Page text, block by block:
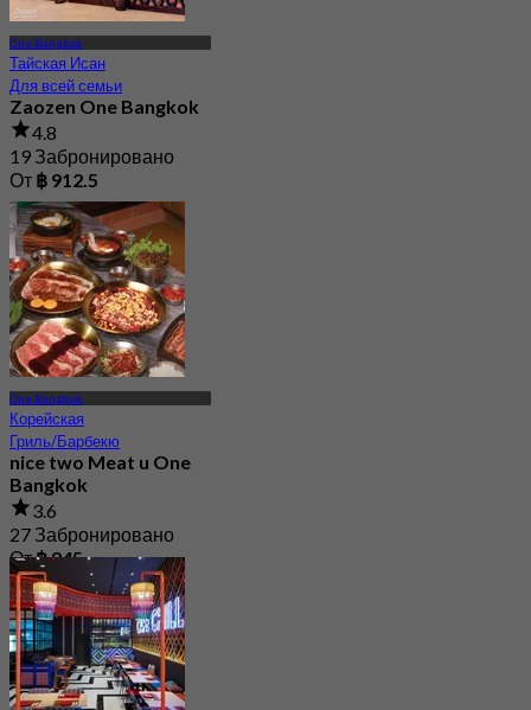
One Bangkok
Тайская Исан
Для всей семьи
Zaozen One Bangkok
4.8
19 Забронировано
От ฿ 912.5
One Bangkok
Корейская
Гриль/Барбекю
nice two Meat u One
Bangkok
3.6
27 Забронировано
От฿ 845